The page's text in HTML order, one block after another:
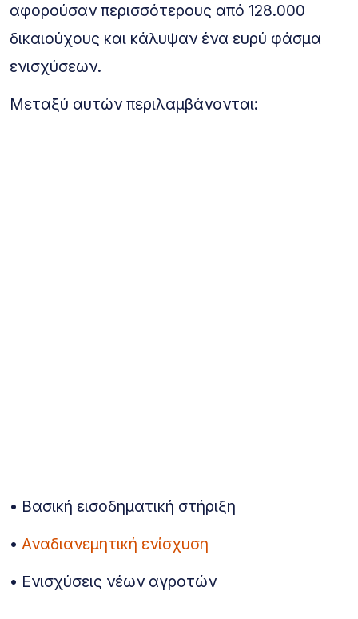
αφορούσαν περισσότερους από 128.000
δικαιούχους και κάλυψαν ένα ευρύ φάσμα
ενισχύσεων.
Μεταξύ αυτών περιλαμβάνονται:
• Βασική εισοδηματική στήριξη
• Αναδιανεμητική ενίσχυση
• Ενισχύσεις νέων αγροτών